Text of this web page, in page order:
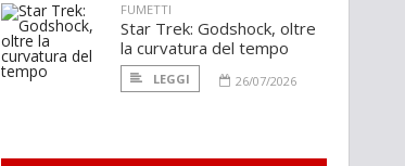
FUMETTI
Star Trek: Godshock, oltre
la curvatura del tempo
LEGGI 26/07/2026